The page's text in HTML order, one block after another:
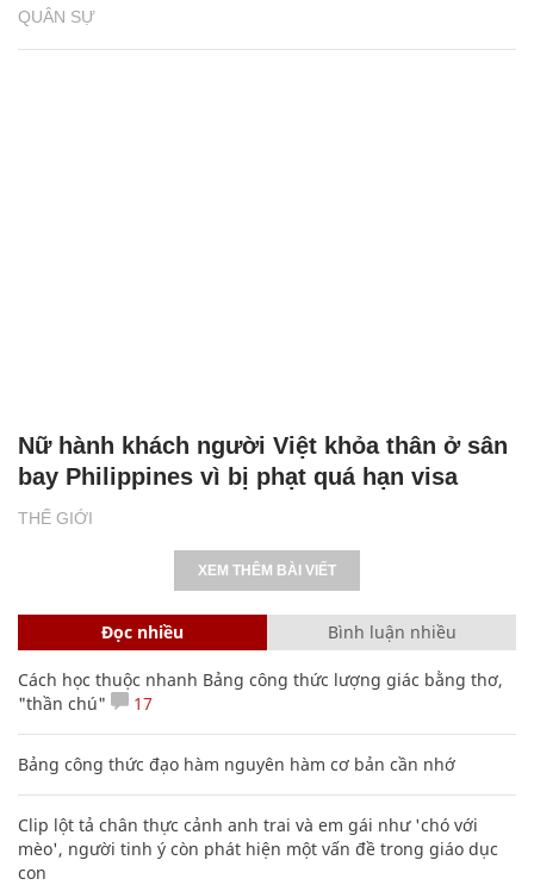
QUÂN SỰ
THẾ GIỚI
Nữ hành khách người Việt khỏa thân ở sân
bay Philippines vì bị phạt quá hạn visa
XEM THÊM BÀI VIẾT
Đọc nhiều Bình luận nhiều
Cách học thuộc nhanh Bảng công thức lượng giác bằng thơ,
"thần chú"
17
Bảng công thức đạo hàm nguyên hàm cơ bản cần nhớ
Clip lột tả chân thực cảnh anh trai và em gái như 'chó với
mèo', người tinh ý còn phát hiện một vấn đề trong giáo dục
con